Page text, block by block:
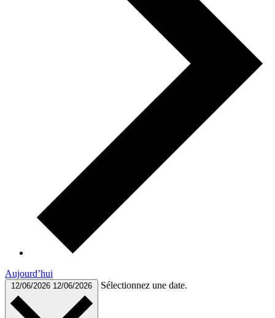
Aujourd’hui
12/06/2026 12/06/2026 Sélectionnez une date.